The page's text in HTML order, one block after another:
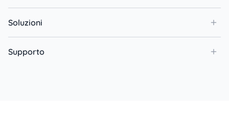
Soluzioni
Supporto